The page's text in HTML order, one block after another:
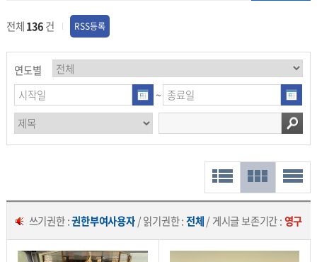
전체136건 RSS등록
연도별
~
쓰기권한 :권한부여사용자/ 읽기권한 :전체/ 게시글 보존기간 :영구